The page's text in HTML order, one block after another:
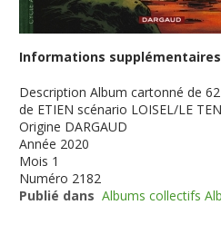
Informations supplémentaires
Description Album cartonné de
de ETIEN scénario LOISEL/LE
Origine DARGAUD
Année 2020
Mois 1
Numéro 2182
Publié dans Albums collectifs